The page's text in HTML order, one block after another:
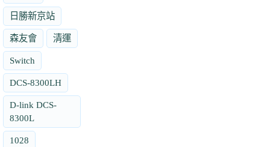
日勝新京站
森友會 清運
Switch
DCS-8300LH
D-link DCS-
8300L
1028